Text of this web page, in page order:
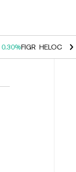
0.30%FIGR_HELOC